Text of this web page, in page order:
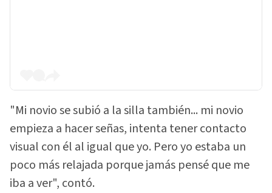
"Mi novio se subió a la silla también... mi novio
empieza a hacer señas, intenta tener contacto
visual con él al igual que yo. Pero yo estaba un
poco más relajada porque jamás pensé que me
iba a ver", contó.